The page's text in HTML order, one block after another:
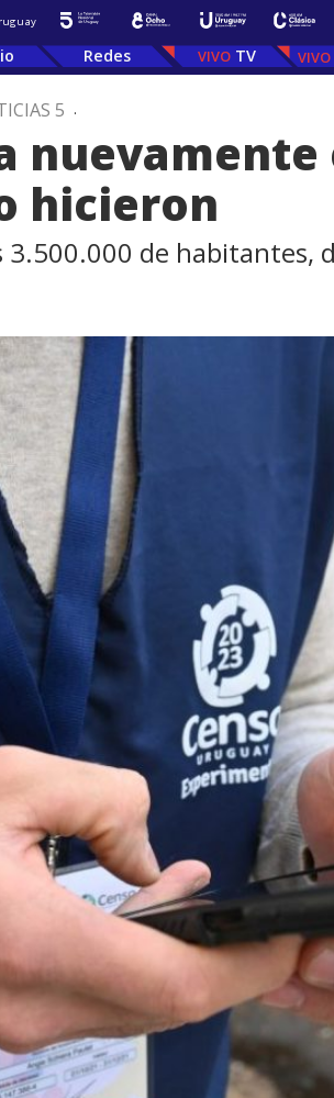
Redes TV
5 .
hicieron
de habitantes,